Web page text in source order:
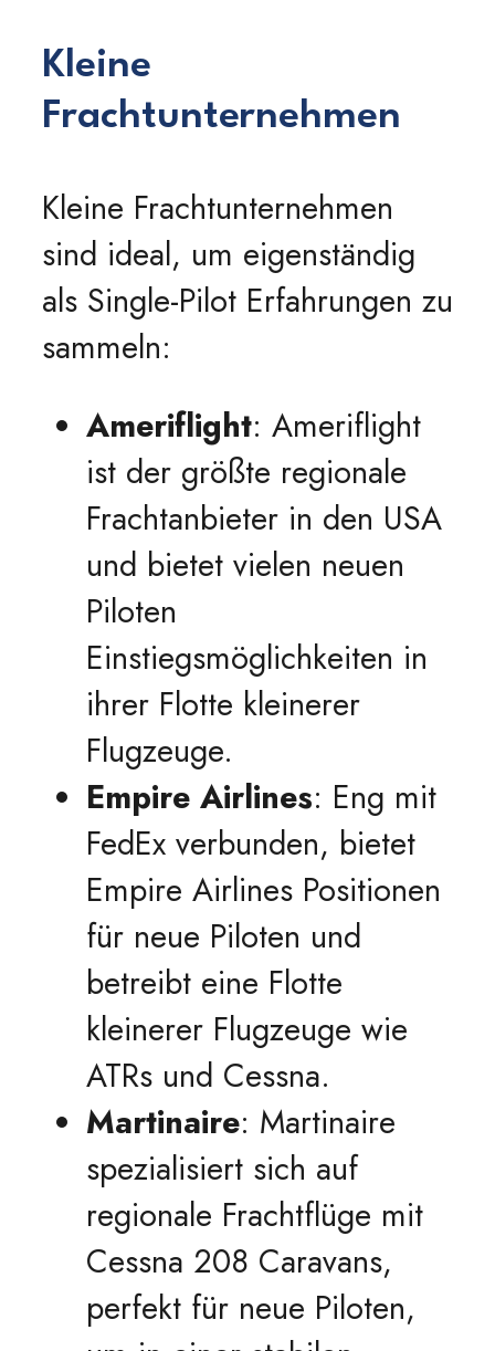
Kleine
Frachtunternehmen
Kleine Frachtunternehmen
sind ideal, um eigenständig
als Single-Pilot Erfahrungen zu
sammeln:
Ameriflight: Ameriflight
ist der größte regionale
Frachtanbieter in den USA
und bietet vielen neuen
Piloten
Einstiegsmöglichkeiten in
ihrer Flotte kleinerer
Flugzeuge.
Empire Airlines: Eng mit
FedEx verbunden, bietet
Empire Airlines Positionen
für neue Piloten und
betreibt eine Flotte
kleinerer Flugzeuge wie
ATRs und Cessna.
Martinaire: Martinaire
spezialisiert sich auf
regionale Frachtflüge mit
Cessna 208 Caravans,
perfekt für neue Piloten,